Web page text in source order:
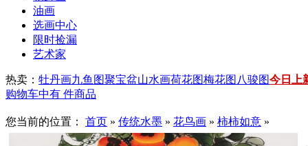
油画
选画中心
限时捡漏
艺术家
热卖： 牡丹画九鱼图聚宝盆山水画荷花图梅花图 八骏图今日上
购物车中有 件商品
您当前的位置： 首页 » 传统水墨 » 花鸟画 » 柿柿如意 »